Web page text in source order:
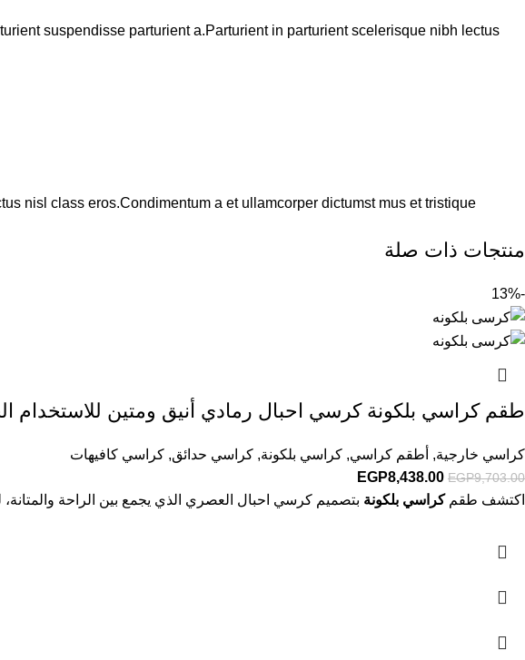
suspendisse parturient a.Parturient in parturient scelerisque nibh lectus
nisl class eros.Condimentum a et ullamcorper dictumst mus et tristique
منتجات ذات صلة
-13%
طقم كراسي بلكونة كرسي احبال رمادي أنيق ومتين للاستخدام
كراسي خارجية, أطقم كراسي, كراسي بلكونة, كراسي حدائق, كراسي كافيهات
EGP9,703.00
EGP8,438.00
اكتشف طقمكراسي بلكونة بتصميم كرسي احبال العصري الذي يجمع بين الراحة